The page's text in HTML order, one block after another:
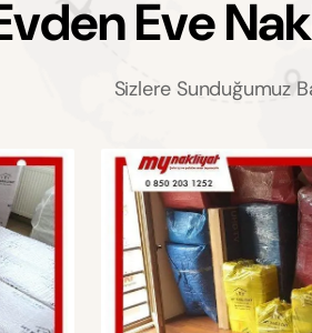
vdenEveNak
Sizlere Sunduğumuz